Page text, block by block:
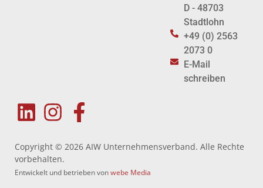
D - 48703
Stadtlohn
+49 (0) 2563
2073 0
E-Mail
schreiben
Copyright © 2026 AIW Unternehmensverband. Alle Rechte
vorbehalten.
Entwickelt und betrieben vonwebe Media